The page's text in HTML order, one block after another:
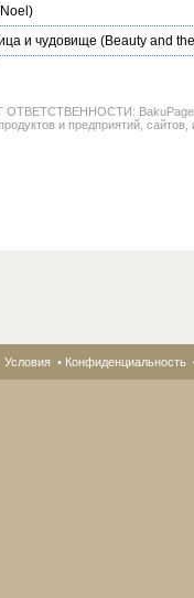
и чудовище (Beauty and
и предприятий,
Условия • Конфиденциальность